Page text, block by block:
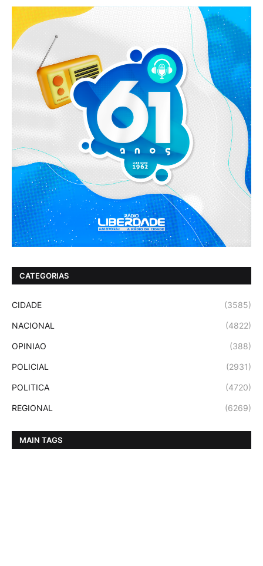
CATEGORIAS
CIDADE (3585)
NACIONAL (4822)
OPINIAO (388)
POLICIAL (2931)
POLITICA (4720)
REGIONAL (6269)
MAIN TAGS